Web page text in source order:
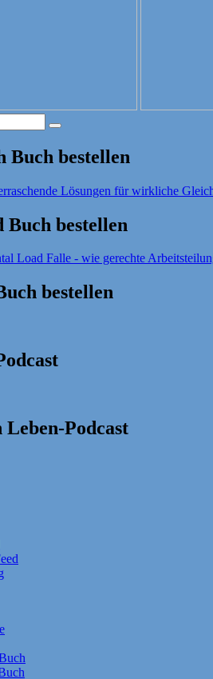
Suche
Buch bestellen
bestellen
bestellen
Podcast